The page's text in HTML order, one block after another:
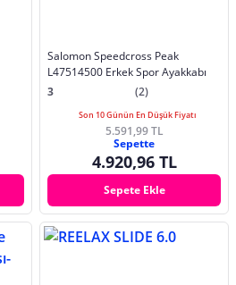
Salomon Speedcross Peak
L47514500 Erkek Spor Ayakkabı
3
(2)
Son 10 Günün En Düşük Fiyatı
5.591,99 TL
Sepette
4.920,96 TL
Sepete Ekle